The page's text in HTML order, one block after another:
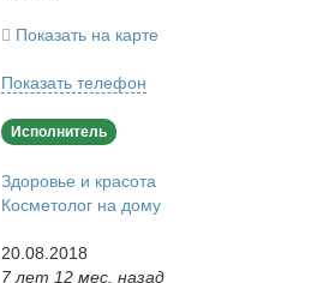
Показать на карте
Показать телефон
Исполнитель
Здоровье и красота
Косметолог на дому
20.08.2018
7 лет 12 мес. назад